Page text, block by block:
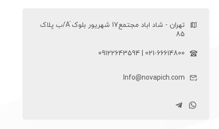
تهران - شاد اباد مجتمع17 شهریور بلوک َA/ب پلاک
85
021-66614800 | 09122643594
Info@novapich.com